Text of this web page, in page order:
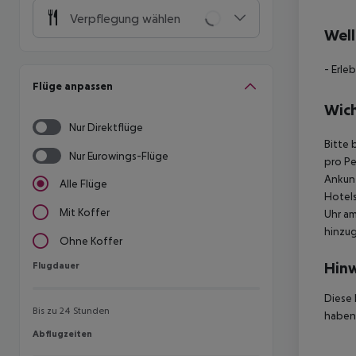
Verpflegung wählen
Flüge anpassen
Nur Direktflüge
Nur Eurowings-Flüge
Alle Flüge
Mit Koffer
Ohne Koffer
Flugdauer
Flugdauer
Bis zu 24 Stunden
Abflugzeiten
Abflugzeiten
-
Bitte
pro
Uhr
Diese